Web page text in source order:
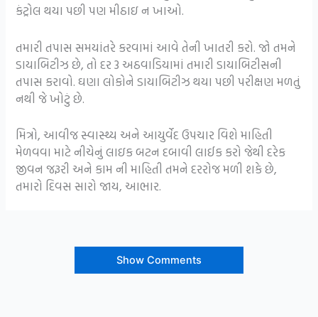
કંટ્રોલ થયા પછી પણ મીઠાઇ ન ખાઓ.
તમારી તપાસ સમયાંતરે કરવામાં આવે તેની ખાતરી કરો. જો તમને
ડાયાબિટીઝ છે, તો દર 3 અઠવાડિયામાં તમારી ડાયાબિટીસની
તપાસ કરાવો. ઘણા લોકોને ડાયાબિટીઝ થયા પછી પરીક્ષણ મળતું
નથી જે ખોટું છે.
મિત્રો, આવીજ સ્વાસ્થ્ય અને આયુર્વેદ ઉપચાર વિશે માહિતી
મેળવવા માટે નીચેનું લાઇક બટન દબાવી લાઈક કરો જેથી દરેક
જીવન જરૂરી અને કામ ની માહિતી તમને દરરોજ મળી શકે છે,
તમારો દિવસ સારો જાય, આભાર.
Show Comments